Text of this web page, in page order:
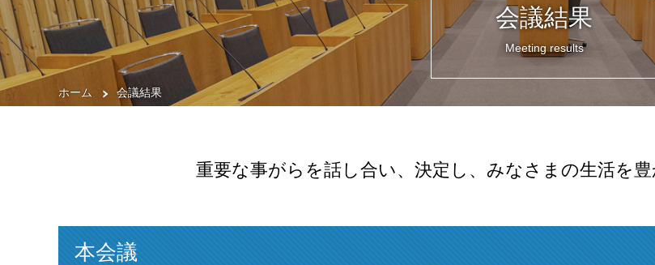
会議結果
Meeting results
ホーム 会議結果
重要な事がらを話し合い、決定し、みなさまの生活を
本会議